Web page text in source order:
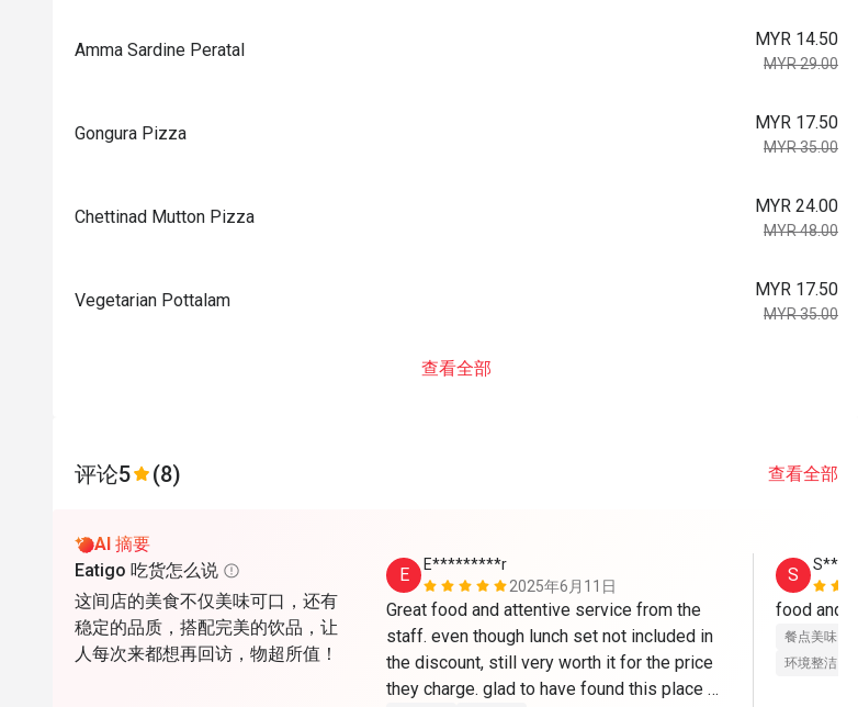
Amma Sardine Peratal
MYR 14.50
MYR 29.00
Gongura Pizza
MYR 17.50
MYR 35.00
Chettinad Mutton Pizza
MYR 24.00
MYR 48.00
Vegetarian Pottalam
MYR 17.50
MYR 35.00
查看全部
评论5 (8) 查看全部
AI 摘要
Eatigo 吃货怎么说
这间店的美食不仅美味可口，还有
稳定的品质，搭配完美的饮品，让
人每次来都想再回访，物超所值！
E
E*********r
2025年6月11日
Great food and attentive service from the
staff. even though lunch set not included in
the discount, still very worth it for the price
they charge. glad to have found this place
S
S****n
餐点美味
环境整洁